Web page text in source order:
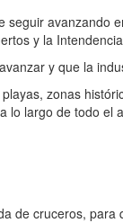
seguir avanzando
y la
y que la
zonas
lo largo de todo el
de cruceros,